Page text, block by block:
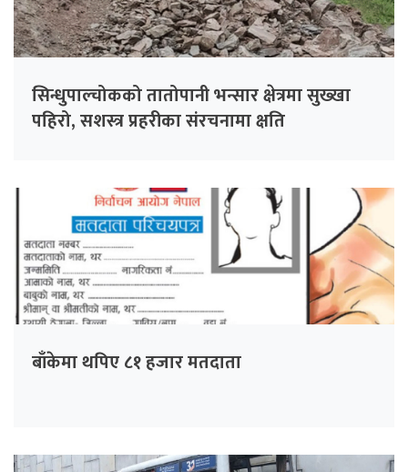
सिन्धुपाल्चोकको तातोपानी भन्सार क्षेत्रमा सुख्खा
पहिरो, सशस्त्र प्रहरीका संरचनामा क्षति
बाँकेमा थपिए ८१ हजार मतदाता